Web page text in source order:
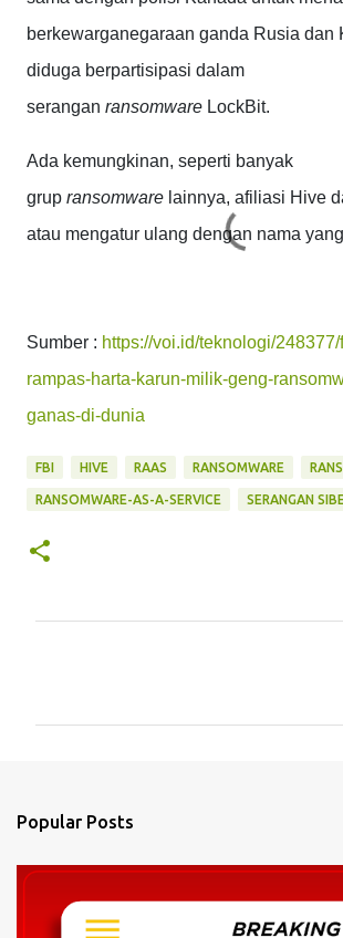
berkewarganegaraan ganda Rusia dan
diduga berpartisipasi dalam
serangan ransomware LockBit.
Ada kemungkinan, seperti banyak
grup ransomware lainnya, afiliasi Hive
atau mengatur ulang dengan nama
Sumber : https://voi.id/teknologi/
rampas-harta-karun-milik-geng-
ganas-di-dunia
FBI HIVE RAAS RANSOMWARE
RANSOMWARE-AS-A-SERVICE SERANGAN
s
Popular Posts